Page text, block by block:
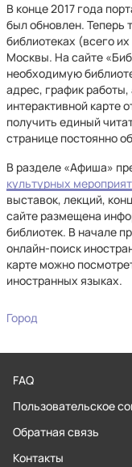
В конце 2017 года
был обновлен. Теперь
библиотеках (всего
Москвы. На сайте
необходимую
адрес, график
интерактивной карте
получить единый
странице постоянно
В разделе «Афиша»
культурных
выставок, лекций,
сайте размещена
библиотек. В начале
онлайн-поиск
карте можно
иностранных языках.
Город
FAQ
Пользовательское
Обратная связь
Контакты